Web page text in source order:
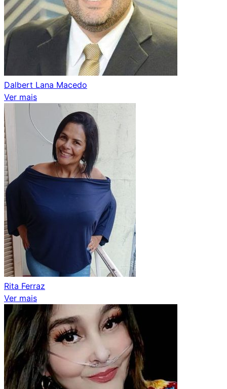
Dalbert Lana Macedo
Ver mais
Rita Ferraz
Ver mais